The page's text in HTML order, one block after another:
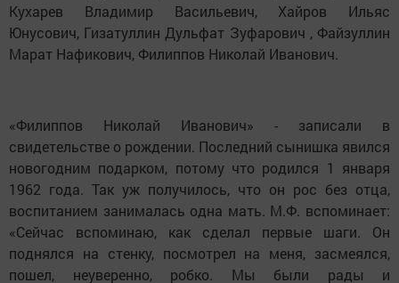
Кухарев Владимир Васильевич, Хайров Ильяс
Юнусович, Гизатуллин Дульфат Зуфарович , Файзуллин
Марат Нафикович, Филиппов Николай Иванович.
«Филиппов Николай Иванович» - записали в
свидетельстве о рождении. Последний сынишка явился
новогодним подарком, потому что родился 1 января
1962 года. Так уж получилось, что он рос без отца,
воспитанием занималась одна мать. М.Ф. вспоминает:
«Сейчас вспоминаю, как сделал первые шаги. Он
поднялся на стенку, посмотрел на меня, засмеялся,
пошел, неуверенно, робко. Мы были рады и